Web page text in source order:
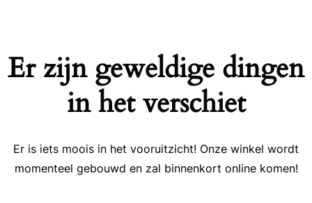
Er zijn geweldige dingen
in het verschiet
Er is iets moois in het vooruitzicht! Onze winkel wordt
momenteel gebouwd en zal binnenkort online komen!